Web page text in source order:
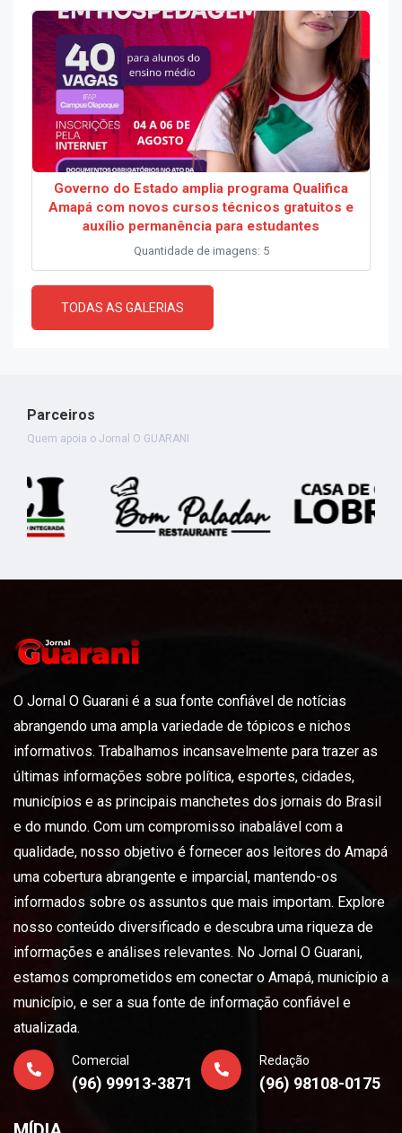
Governo do Estado amplia programa Qualifica
Amapá com novos cursos técnicos gratuitos e
auxílio permanência para estudantes
Quantidade de imagens: 5
TODAS AS GALERIAS
Parceiros
Quem apoia o Jornal O GUARANI
O Jornal O Guarani é a sua fonte confiável de notícias
abrangendo uma ampla variedade de tópicos e nichos
informativos. Trabalhamos incansavelmente para trazer as
últimas informações sobre política, esportes, cidades,
municípios e as principais manchetes dos jornais do Brasil
e do mundo. Com um compromisso inabalável com a
qualidade, nosso objetivo é fornecer aos leitores do Amapá
uma cobertura abrangente e imparcial, mantendo-os
informados sobre os assuntos que mais importam. Explore
nosso conteúdo diversificado e descubra uma riqueza de
informações e análises relevantes. No Jornal O Guarani,
estamos comprometidos em conectar o Amapá, município a
município, e ser a sua fonte de informação confiável e
atualizada.
Comercial
(96) 99913-3871
Redação
(96) 98108-0175